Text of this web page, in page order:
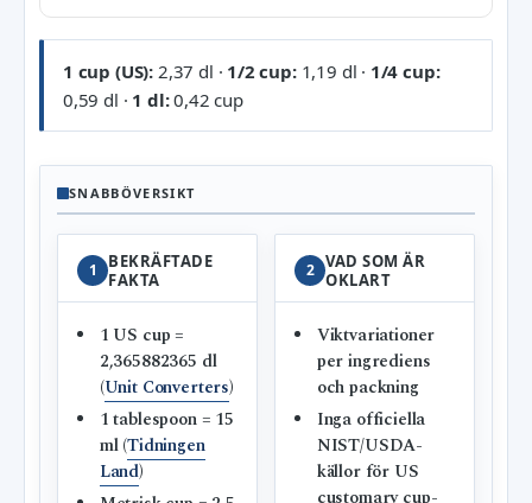
1 cup (US): 2,37 dl · 1/2 cup:1,19 dl · 1/4 cup:
0,59 dl · 1 dl:0,42 cup
SNABBÖVERSIKT
1
BEKRÄFTADE
FAKTA
1 US cup =
2,365882365 dl
(Unit Converters)
1 tablespoon = 15
ml (Tidningen
Land)
2 VAD SOM ÄR
OKLART
Viktvariationer
per ingrediens
och packning
Inga officiella
NIST/USDA-
källor för US